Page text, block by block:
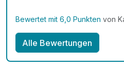
Ambiente, freundlich und
hatten. Toller Ausgangsort
Fuß, Rad oder Auto.
erreichen. Ruhige Lage des
Bewertet mit 6,0 Punkten von
Alle Bewertungen